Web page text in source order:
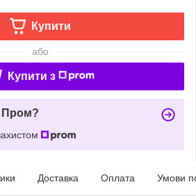
Купити
або
Купити з
Пром?
Доставка Оплата Умови